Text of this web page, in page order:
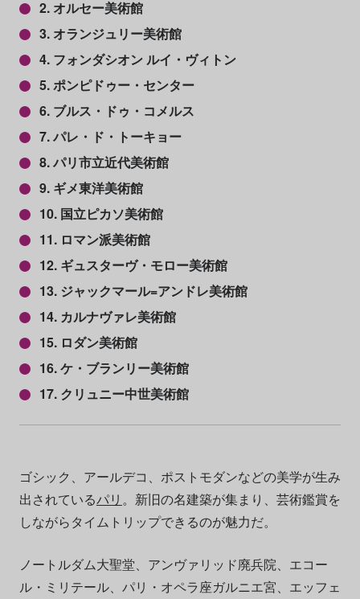
2. オルセー美術館
3. オランジュリー美術館
4. フォンダシオン ルイ・ヴィトン
5. ポンピドゥー・センター
6. ブルス・ドゥ・コメルス
7. パレ・ド・トーキョー
8. パリ市立近代美術館
9. ギメ東洋美術館
10. 国立ピカソ美術館
11. ロマン派美術館
12. ギュスターヴ・モロー美術館
13. ジャックマール=アンドレ美術館
14. カルナヴァレ美術館
15. ロダン美術館
16. ケ・ブランリー美術館
17. クリュニー中世美術館
ゴシック、アールデコ、ポストモダンなどの美学が生み
出されているパリ 。新旧の名建築が集まり、芸術鑑賞を
しながらタイムトリップできるのが魅力だ。
ノートルダム大聖堂、アンヴァリッド廃兵院、エコー
ル・ミリテール、パリ・オペラ座ガルニエ宮、エッフェ